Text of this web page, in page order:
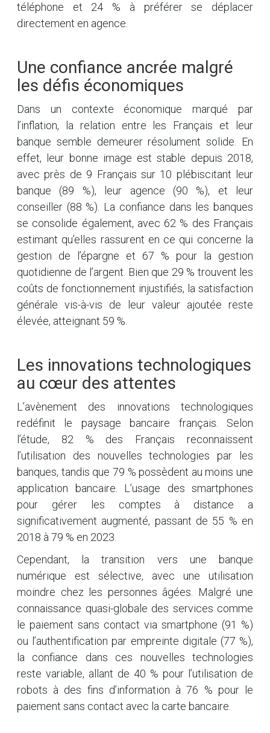
téléphone et 24 % à préférer se déplacer
directement en agence.
Une confiance ancrée malgré
les défis économiques
Dans un contexte économique marqué par
l’inflation, la relation entre les Français et leur
banque semble demeurer résolument solide. En
effet, leur bonne image est stable depuis 2018,
avec près de 9 Français sur 10 plébiscitant leur
banque (89 %), leur agence (90 %), et leur
conseiller (88 %). La confiance dans les banques
se consolide également, avec 62 % des Français
estimant qu’elles rassurent en ce qui concerne la
gestion de l’épargne et 67 % pour la gestion
quotidienne de l’argent. Bien que 29 % trouvent les
coûts de fonctionnement injustifiés, la satisfaction
générale vis-à-vis de leur valeur ajoutée reste
élevée, atteignant 59 %.
Les innovations technologiques
au cœur des attentes
L’avènement des innovations technologiques
redéfinit le paysage bancaire français. Selon
l’étude, 82 % des Français reconnaissent
l’utilisation des nouvelles technologies par les
banques, tandis que 79 % possèdent au moins une
application bancaire. L’usage des smartphones
pour gérer les comptes à distance a
significativement augmenté, passant de 55 % en
2018 à 79 % en 2023.
Cependant, la transition vers une banque
numérique est sélective, avec une utilisation
moindre chez les personnes âgées. Malgré une
connaissance quasi-globale des services comme
le paiement sans contact via smartphone (91 %)
ou l’authentification par empreinte digitale (77 %),
la confiance dans ces nouvelles technologies
reste variable, allant de 40 % pour l’utilisation de
robots à des fins d’information à 76 % pour le
paiement sans contact avec la carte bancaire.